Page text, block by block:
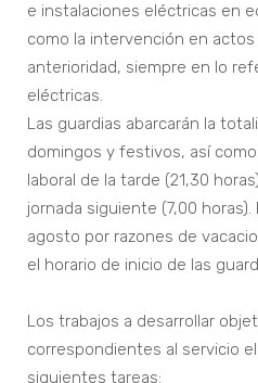
e instalaciones eléctricas en
como la intervención en
anterioridad, siempre en lo
eléctricas.
Las guardias abarcarán la
domingos y festivos, así
laboral de la tarde (21,30
jornada siguiente (7,00
agosto por razones de
el horario de inicio de las
Los trabajos a desarrollar
correspondientes al servicio
siguientes tareas: